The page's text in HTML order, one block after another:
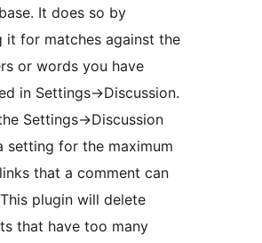
It does so by
it for matches against the
or words you have
in Settings->Discussion.
Settings->Discussion
setting for the maximum
that a comment can
plugin will delete
that have too many